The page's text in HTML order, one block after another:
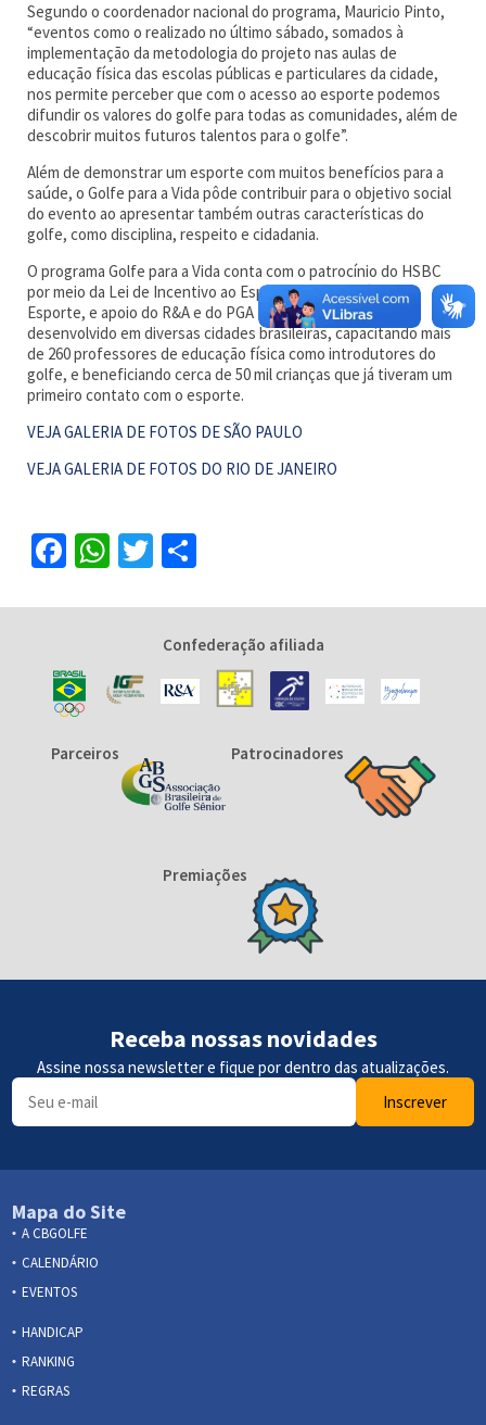
Segundo o coordenador nacional do programa, Mauricio Pinto,
“eventos como o realizado no último sábado, somados à
implementação da metodologia do projeto nas aulas de
educação física das escolas públicas e particulares da cidade,
nos permite perceber que com o acesso ao esporte podemos
difundir os valores do golfe para todas as comunidades, além de
descobrir muitos futuros talentos para o golfe”.
Além de demonstrar um esporte com muitos benefícios para a
saúde, o Golfe para a Vida pôde contribuir para o objetivo social
do evento ao apresentar também outras características do
golfe, como disciplina, respeito e cidadania.
O programa Golfe para a Vida conta com o patrocínio do HSBC
por meio da Lei de Incentivo ao Esporte, do Ministério do
Esporte, e apoio do R&A e do PGA Europa. Ele já foi
desenvolvido em diversas cidades brasileiras, capacitando mais
de 260 professores de educação física como introdutores do
golfe, e beneficiando cerca de 50 mil crianças que já tiveram um
primeiro contato com o esporte.
VEJA GALERIA DE FOTOS DE SÃO PAULO
VEJA GALERIA DE FOTOS DO RIO DE JANEIRO
Facebook
WhatsApp
Twitter
Confederação afiliada
Parceiros Patrocinadores
Premiações
Receba nossas novidades
Assine nossa newsletter e fique por dentro das atualizações.
Inscrever
Mapa do Site
A CBGOLFE
CALENDÁRIO
EVENTOS
HANDICAP
RANKING
REGRAS